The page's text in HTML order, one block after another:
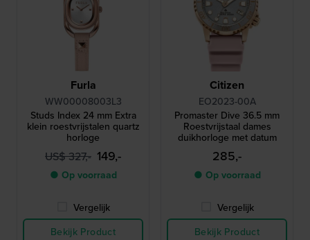
Furla
WW00008003L3
Studs Index 24 mm Extra
klein roestvrijstalen quartz
horloge
US$ 327,- 149,-
● Op voorraad
Vergelijk
Bekijk Product
Citizen
EO2023-00A
Promaster Dive 36.5 mm
Roestvrijstaal dames
duikhorloge met datum
285,-
● Op voorraad
Vergelijk
Bekijk Product